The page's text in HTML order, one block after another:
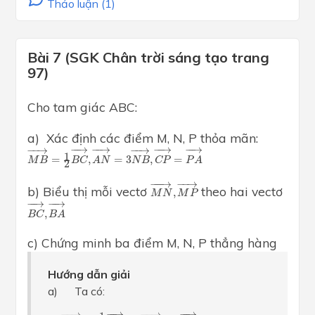
Thảo luận (1)
Bài 7 (SGK Chân trời sáng tạo trang
97)
Cho tam giác ABC:
a) Xác định các điểm M, N, P thỏa mãn:
−−→
MB = 1
2
−
−→
BC,
−
−→
AN = 3
−
−→
NB,
−
−→
CP =
−
−→
PA
MB→=1 2BC→,AN →=3NB→ CP→=P A →
b) Biểu thị mỗi vectơ −
−−→
MN ,
−
−→
M P
MN→,MP
theo hai vectơ
−
−→
BC,
−
−→
BA
BC→,BA
c) Chứng minh ba điểm M, N, P thẳng hàng
Hướng dẫn giải
a) Ta có:
MB→ 1 2BC ⇒MB BC→